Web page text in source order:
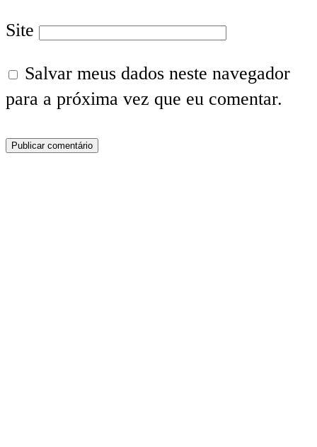
Site
Salvar meus dados neste navegador
para a próxima vez que eu comentar.